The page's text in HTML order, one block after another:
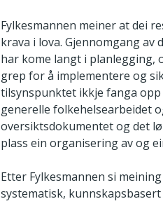
Fylkesmannen meiner at dei
krava i lova. Gjennomgang
har kome langt i planlegging,
grep for å implementere og
tilsynspunktet ikkje fanga opp
generelle folkehelsearbeidet
oversiktsdokumentet og det
plass ein organisering av og
Etter Fylkesmannen si
systematisk,